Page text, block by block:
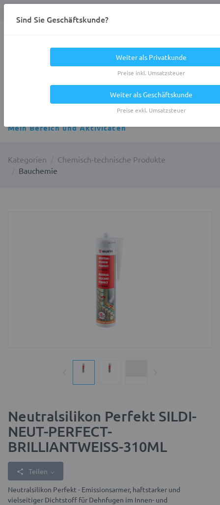
Mein Bereich und Aktivitäten
Kategorien
Chemisch-technische Produkte
Bauchemie
Neutralsilikon Perfekt SILDI-
NEUT-PERFECT-
BRILLIANTWEISS-310ML
Teilen
Neutralsilikon Perfekt - Emissionsarmer, haftstarker und
vielseitiger Dichtstoff für Dehnfugen im Innen- und
Sind Sie Geschäftskunde?
Weiter als Privatkunde
Preise inkl. Umsatzsteuer
Weiter als Geschäftskunde
Preise exkl. Umsatzsteuer